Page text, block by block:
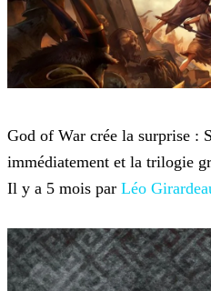
God of War crée la surprise :
immédiatement et la trilogie
Il y a 5 mois par Léo